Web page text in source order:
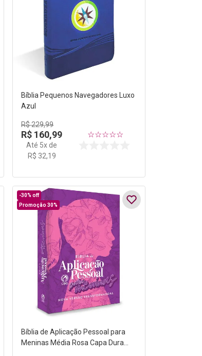
Bíblia Pequenos Navegadores Luxo
Azul
R$229,99
R$ 160,99
Até 5x de
R$ 32,19
☆☆☆☆☆
-30% off
Promoção 30%
Bíblia de Aplicação Pessoal para
Meninas Média Rosa Capa Dura